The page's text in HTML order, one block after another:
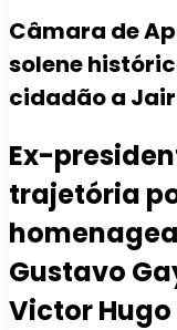
Câmara de
solene
cidadão a
Ex-
trajetória
Gustavo
Victor